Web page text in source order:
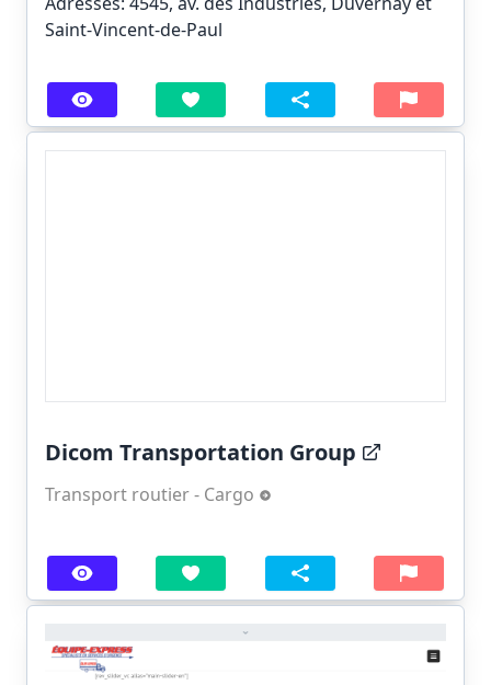
Saint-Vincent-de-Paul
Dicom Transportation Group
Transport routier - Cargo